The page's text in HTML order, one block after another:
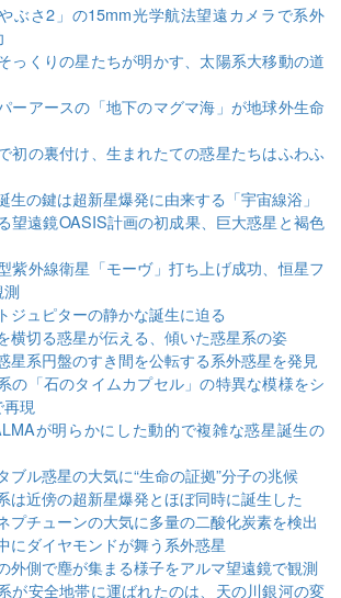
やぶさ2」の15mm光学航法望遠カメラで系外
っくりの星たちが明かす、太陽系大移動の道
ーアースの「地下のマグマ海」が地球外生命
初の裏付け、生まれたての惑星たちはふわふ
生の鍵は超新星爆発に由来する「宇宙線浴」
望遠鏡OASIS計画の初成果、巨大惑星と褐色
紫外線衛星「モーヴ」打ち上げ成功、恒星フ
測
ジュピターの静かな誕生に迫る
横切る惑星が伝える、傾いた惑星系の姿
星系円盤のすき間を公転する系外惑星を発見
の「⽯のタイムカプセル」の特異な模様をシ
現
が明らかにした動的で複雑な惑星誕生の
ブル惑星の大気に“生命の証拠”分子の兆候
は近傍の超新星爆発とほぼ同時に誕生した
プチューンの大気に多量の二酸化炭素を検出
にダイヤモンドが舞う系外惑星
外側で塵が集まる様子をアルマ望遠鏡で観測
が安全地帯に運ばれたのは、天の川銀河の変